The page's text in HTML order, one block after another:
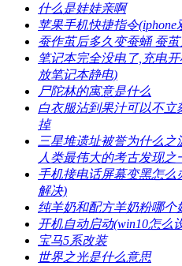
​什么是娃娃亲啊
苹果手机快捷指令
蚕作茧后多久变蚕蛹 蚕
笔记本完全没电了,充电
放笔记本静电)
​尸陀林的寓意是什么
白衣服沾到果汁可以不
掉
三星堆遗址被誉为什么
人类最伟大的考古发现之
手机接电话屏幕变黑怎么
解决)
纯羊奶和配方羊奶粉哪个
开机自动启动(win10怎么
​宝马5系改装
​世界之光是什么意思